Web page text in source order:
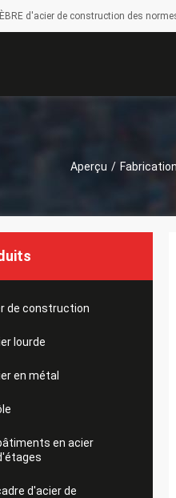
d'acier de construction des
Aperçu /
de construction
lourde
en métal
en acier
d'acier de